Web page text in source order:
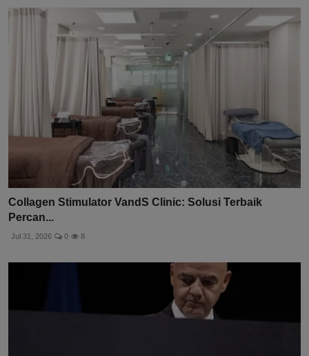
Collagen Stimulator VandS Clinic: Solusi Terbaik
Percan...
Jul 31, 2026 0 8